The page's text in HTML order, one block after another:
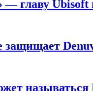
главу Ubisoft
защищает